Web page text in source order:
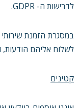
לדרישות ה- GDPR.
במסגרת הזמנת
לשלוח אליהם
קטינים